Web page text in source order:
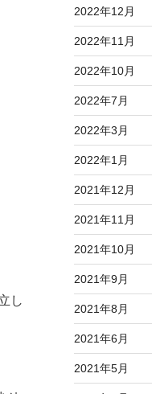
し
2022年12月
2022年11月
2022年10月
2022年7月
2022年3月
2022年1月
2021年12月
2021年11月
2021年10月
2021年9月
2021年8月
2021年6月
2021年5月